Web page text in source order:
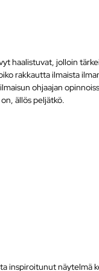
haalistuvat, jolloin
rakkautta ilmaista
ohjaajan
ällös peljätkö.
inspiroitunut näytelmä